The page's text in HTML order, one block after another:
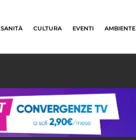
SANITÀ CULTURA EVENTI AMBIENTE